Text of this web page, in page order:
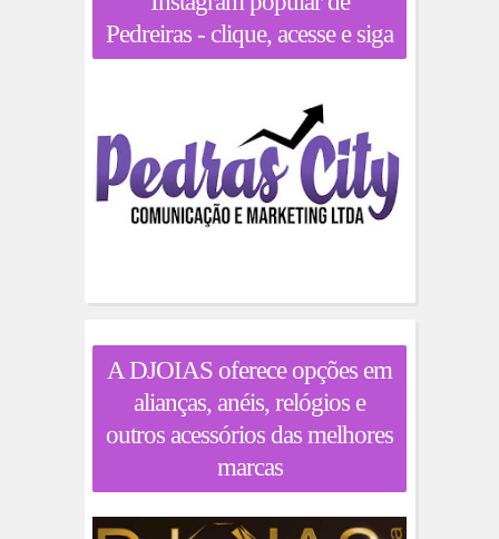
Pedreiras - clique, acesse e siga
A DJOIAS oferece opções em
alianças, anéis, relógios e
outros acessórios das melhores
marcas